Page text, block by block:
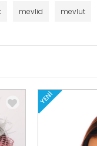
mevlid mevlut
YENI